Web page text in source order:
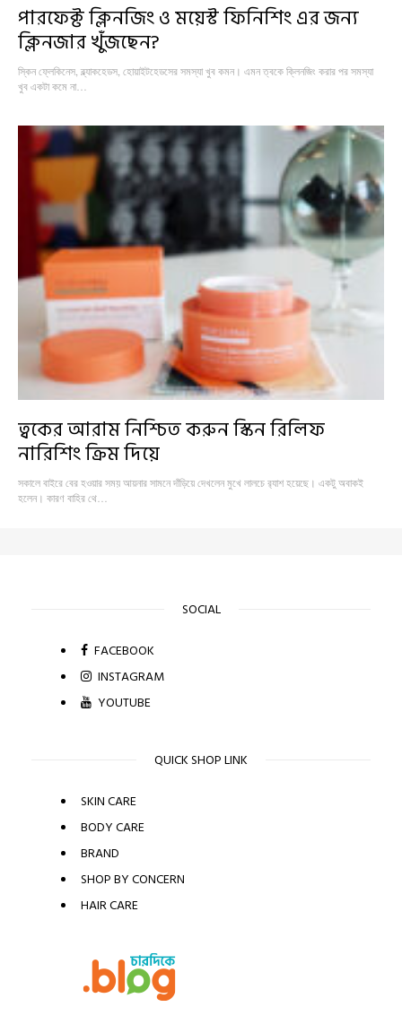
পারফেক্ট ক্লিনজিং ও ময়েস্ট ফিনিশিং এর জন্য
ক্লিনজার খুঁজছেন?
স্কিন ফ্লেকিনেস, ব্ল্যাকহেডস, হোয়াইটহেডসের সমস্যা খুব কমন। এমন ত্বকে ক্লিনজিং করার পর সমস্যা
খুব একটা কমে না…
ত্বকের আরাম নিশ্চিত করুন স্কিন রিলিফ
নারিশিং ক্রিম দিয়ে
সকালে বাইরে বের হওয়ার সময় আয়নার সামনে দাঁড়িয়ে দেখলেন মুখে লালচে র‍্যাশ হয়েছে। একটু অবাকই
হলেন। কারণ বাহির থে…
SOCIAL
FACEBOOK
INSTAGRAM
YOUTUBE
QUICK SHOP LINK
SKIN CARE
BODY CARE
BRAND
SHOP BY CONCERN
HAIR CARE